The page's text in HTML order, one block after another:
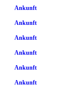
Ankunft
Ankunft
Ankunft
Ankunft
Ankunft
Ankunft